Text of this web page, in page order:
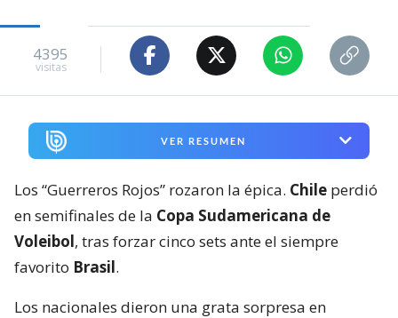
4395
visitas
VER RESUMEN
Los “Guerreros Rojos” rozaron la épica. Chile perdió
en semifinales de la Copa Sudamericana de
Voleibol, tras forzar cinco sets ante el siempre
favorito Brasil.
Los nacionales dieron una grata sorpresa en